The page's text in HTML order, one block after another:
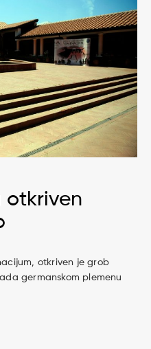
otkriven
otkriven je grob
germanskom plemenu